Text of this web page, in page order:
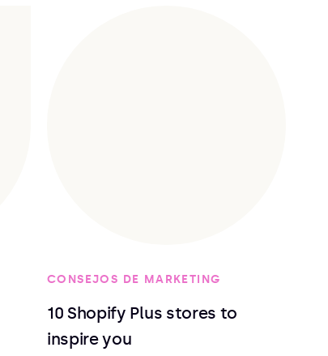
CONSEJOS DE MARKETING
10 Shopify Plus stores to
inspire you